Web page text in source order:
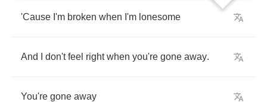
'Cause I'm broken when I'm lonesome
And don't feel right when you're gone away.
You're gone away